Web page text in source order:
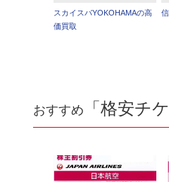
スカイスパYOKOHAMAの高
価買取
おすすめ 「格安チ